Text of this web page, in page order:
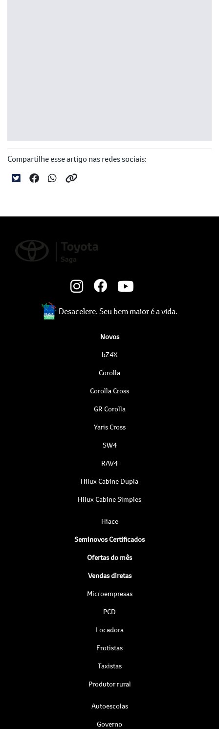
Compartilhe esse artigo nas redes sociais:
Desacelere. Seu bem maior é a vida.
Novos
bZ4X
Corolla
Corolla Cross
GR Corolla
Yaris Cross
SW4
RAV4
Hilux Cabine Dupla
Hilux Cabine Simples
Hiace
Seminovos Certificados
Ofertas do mês
Vendas diretas
Microempresas
PCD
Locadora
Frotistas
Taxistas
Produtor rural
Autoescolas
Governo